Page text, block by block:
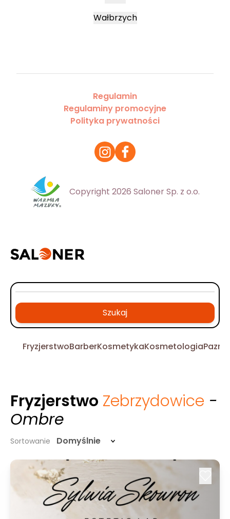
Wałbrzych
Regulamin
Regulaminy promocyjne
Polityka prywatności
Copyright 2026 Saloner Sp. z o.o.
Szukaj
FryzjerstwoBarberKosmetykaKosmetologia
Fryzjerstwo Zebrzydowice -
Ombre
Sortowanie Domyślnie